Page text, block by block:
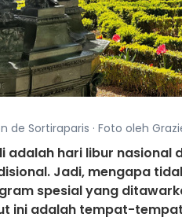
de Sortiraparis · Foto oleh
adalah hari libur nasional
Jadi, mengapa
spesial yang
ini adalah tempat-